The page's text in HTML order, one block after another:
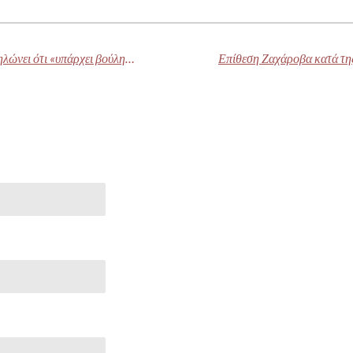
Ο απερχόμενος Γάλλος πρωθυπουργός δηλώνει ότι «υπάρχει βούληση» για συμφωνία για τον προϋπολογισμό και υποβαθμίζει την προοπτική πρόωρων εκλογών Επίθεση Ζαχάροβα κατά